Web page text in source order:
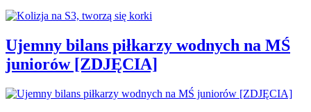
Ujemny bilans piłkarzy wodnych na MŚ
juniorów [ZDJĘCIA]